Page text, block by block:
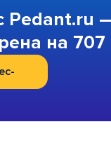
Pedant.ru
на 707